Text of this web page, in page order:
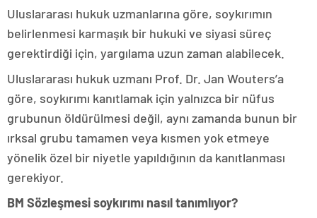
Uluslararası hukuk uzmanlarına göre, soykırımın
belirlenmesi karmaşık bir hukuki ve siyasi süreç
gerektirdiği için, yargılama uzun zaman alabilecek.
Uluslararası hukuk uzmanı Prof. Dr. Jan Wouters’a
göre, soykırımı kanıtlamak için yalnızca bir nüfus
grubunun öldürülmesi değil, aynı zamanda bunun bir
ırksal grubu tamamen veya kısmen yok etmeye
yönelik özel bir niyetle yapıldığının da kanıtlanması
gerekiyor.
BM Sözleşmesi soykırımı nasıl tanımlıyor?